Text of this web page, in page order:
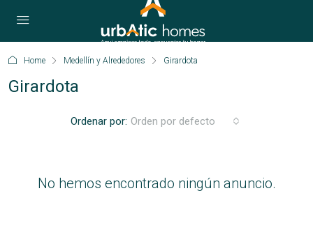
Home Medellín y Alrededores Girardota
Girardota
Ordenar por: Orden por defecto
No hemos encontrado ningún anuncio.